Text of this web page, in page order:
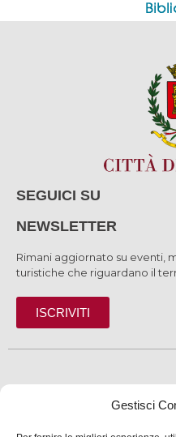
Gestisci
SEGUICI SU
NEWSLETTER
Rimani aggiornato su eventi,
turistiche che riguardano il
ISCRIVITI